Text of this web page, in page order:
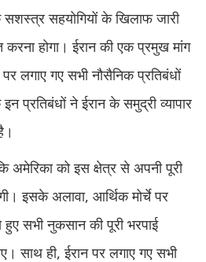
सहयोगियों के खिलाफ जारी
करना होगा। ईरान की एक प्रमुख मांग
पर लगाए गए सभी नौसैनिक प्रतिबंधों
प्रतिबंधों ने ईरान के समुद्री व्यापार
अमेरिका को इस क्षेत्र से अपनी पूरी
इसके अलावा, आर्थिक मोर्चे पर
हुए सभी नुकसान की पूरी भरपाई
साथ ही, ईरान पर लगाए गए सभी